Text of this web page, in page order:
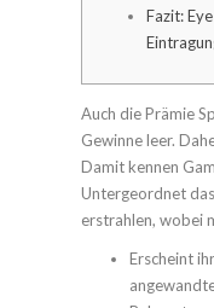
Fazit:
Auch die Prämie
Gewinne leer.
Damit kennen
Untergeordnet
erstrahlen, wobei
Erscheint